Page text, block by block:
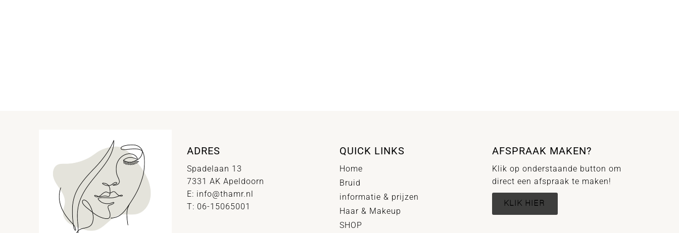
ADRES
Spadelaan 13
7331 AK Apeldoorn
E: info@thamr.nl
T: 06-15065001
QUICK LINKS
Home
Bruid
informatie & prijzen
Haar & Makeup
SHOP
AFSPRAAK MAKEN?
Klik op onderstaande button om
direct een afspraak te maken!
KLIK HIER